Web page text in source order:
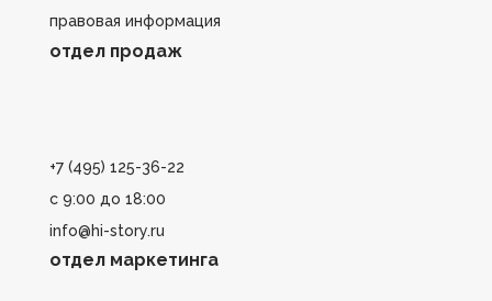
правовая информация
отдел продаж
+7 (495) 125-36-22
с 9:00 до 18:00
info@hi-story.ru
отдел маркетинга